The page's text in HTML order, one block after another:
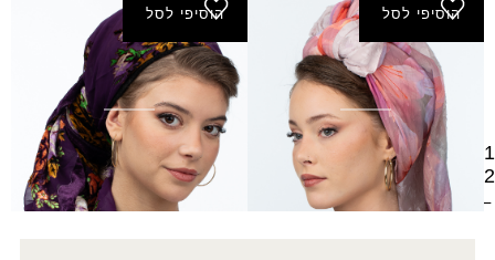
הוסיפי לסל
מטפחת עונג
₪170.00
הוסיפי לסל
מטפחת ענב- מרובע קטן
₪
150.00
1
2
←